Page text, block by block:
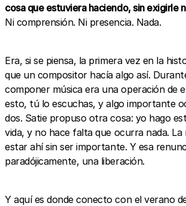
cosa que estuviera haciendo, sin exigirle
Ni comprensión. Ni presencia. Nada.
Era, si se piensa, la primera vez en la
que un compositor hacía algo así.
componer música era una operación de
esto, tú lo escuchas, y algo importante
dos. Satie propuso otra cosa: yo hago
vida, y no hace falta que ocurra nada. La
estar ahí sin ser importante. Y esa
paradójicamente, una liberación.
Y aquí es donde conecto con el verano